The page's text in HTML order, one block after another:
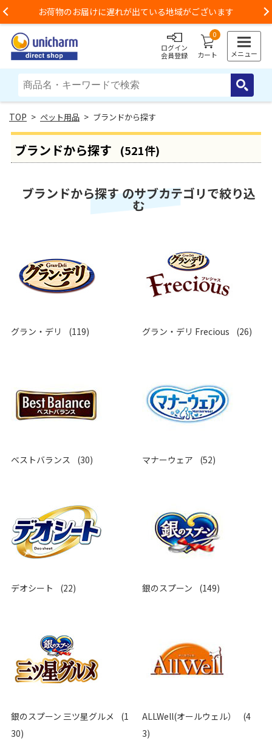
Previousお荷物のお届けに遅れが出ている地域がございます
ログイン
会員登録
0
カート メニュー
> ペット用品 > ブランドから探す
ブランドから探す (521件)
ブランドから探す のサブカテゴリで絞り込
む
グラン・デリ (119) グラン・デリ Frecious (26)
ベストバランス (30) マナーウェア (52)
デオシート (22) 銀のスプーン (149)
銀のスプーン 三ツ星グルメ
(1
30)
ALLWell(オールウェル）
(4
3)